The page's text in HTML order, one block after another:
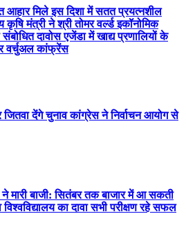
आहार मिले इस दिशा में सतत प्रयत्नशील
कृषि मंत्री ने श्री तोमर वर्ल्ड इकॉनोमिक
दावोस एजेंडा में खाद्य प्रणालियों के
वर्चुअल कांफ्रेंस
देंगे चुनाव कांग्रेस ने निर्वाचन आयोग से
मारी बाजी: सितंबर तक बाजार में आ सकती
का दावा सभी परीक्षण रहे सफल